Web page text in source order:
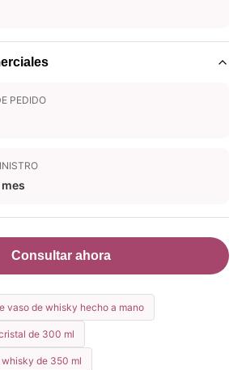
PEDIDO
Consultar ahora
vaso de whisky hecho a mano
de 300 ml
de 350 ml